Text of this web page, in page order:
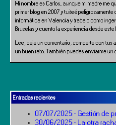
Mi nombre es Carlos, aunque mi madre me
primer blog en 2007 y tuiteé
informática en Valencia y trabajo como
Bruselas y cuento la experiencia desde este
Lee, deja un comentario, comparte con
un buen rato. También puedes enviarme un
Entradas recientes
07/07/2025 - Gestión de
30/06/2025 - La otra